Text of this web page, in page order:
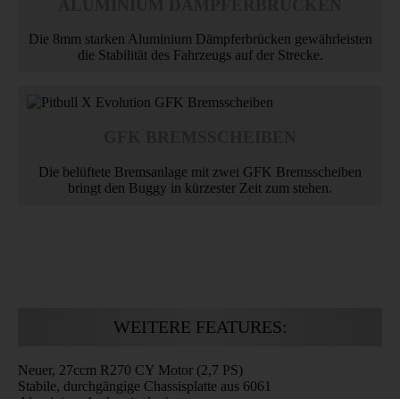
Die 8mm starken Aluminium Dämpferbrücken gewährleisten
die Stabilität des Fahrzeugs auf der Strecke.
Die belüftete Bremsanlage mit zwei GFK Bremsscheiben
bringt den Buggy in kürzester Zeit zum stehen.
WEITERE FEATURES:
Neuer, 27ccm R270 CY Motor (2,7 PS)
Stabile, durchgängige Chassisplatte aus 6061